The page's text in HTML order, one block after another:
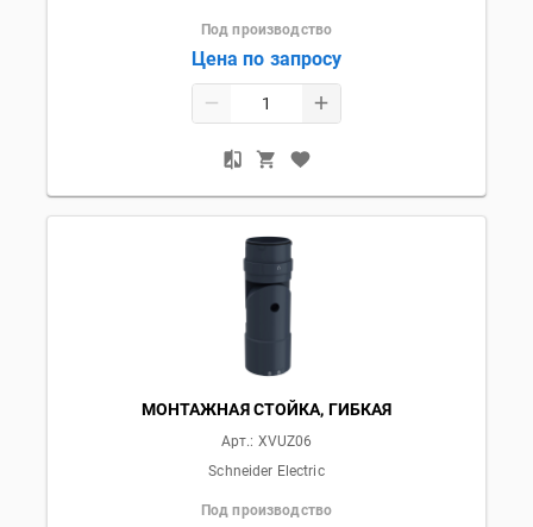
Под производство
Цена по запросу
МОНТАЖНАЯ СТОЙКА, ГИБКАЯ
Арт.: XVUZ06
Schneider Electric
Под производство